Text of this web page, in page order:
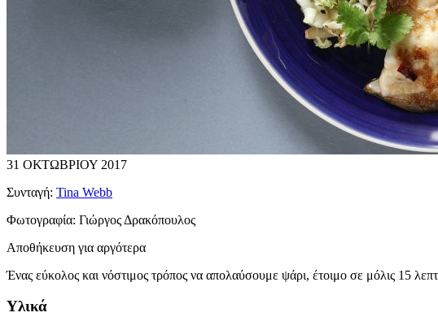
31 ΟΚΤΩΒΡΙΟΥ 2017
Συνταγή: Tina Webb
Φωτογραφία: Γιώργος Δρακόπουλος
Αποθήκευση για αργότερα
Ένας εύκολος και νόστιμος τρόπος να απολαύσουμε ψάρι, έτοιμο σε μόλις 15
Υλικά